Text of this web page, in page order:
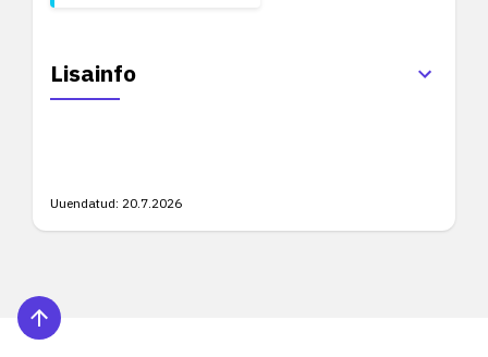
Lisainfo
Uuendatud: 20.7.2026